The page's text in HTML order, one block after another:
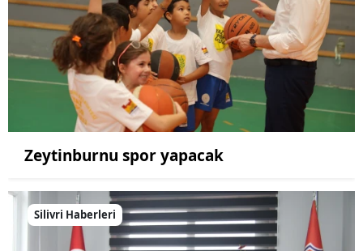
Zeytinburnu spor yapacak
Silivri Haberleri